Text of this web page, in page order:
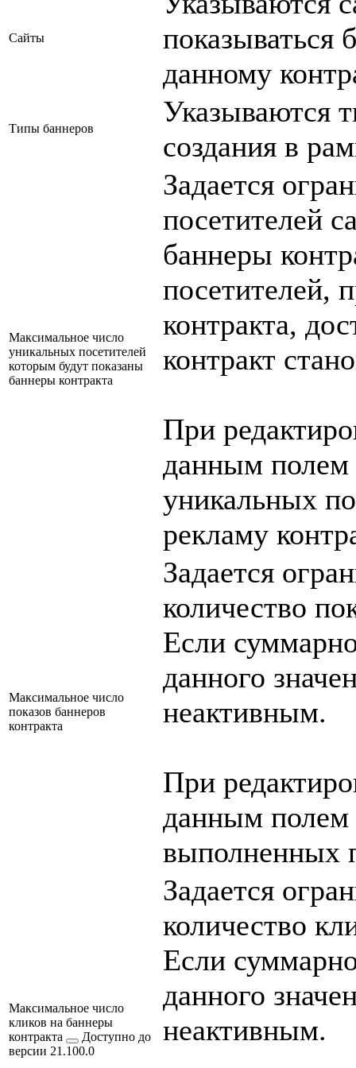
Сайты
показываться
данному
Типы баннеров
Указываются
создания в
Максимальное число
уникальных посетителей
которым будут показаны
баннеры контракта
Задается
посетителей
баннеры
посетителей,
контракта,
контракт
При
данным полем
уникальных
рекламу
Максимальное число
показов баннеров
контракта
Задается
количество
Если
данного
неактивным.
При
данным полем
выполненных
Максимальное число
кликов на баннеры
контракта
Доступно до
версии 21.100.0
Задается
количество
Если
данного
неактивным.